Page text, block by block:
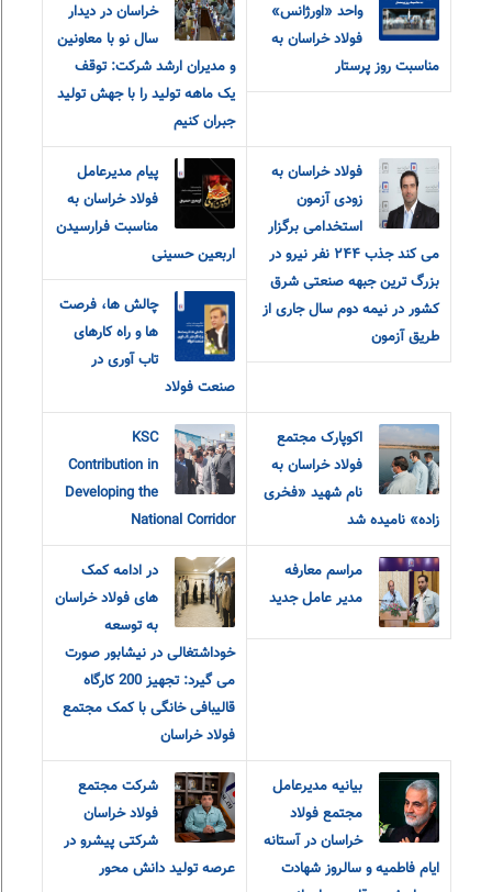
واحد «اورژانس»
فولاد خراسان به
مناسبت روز پرستار
خراسان در ديدار
سال نو با معاونين
و مديران ارشد شرکت: توقف
یک ماهه تولید را با جهش تولید
جبران کنیم
فولاد خراسان به
زودی آزمون
استخدامی برگزار
می کند جذب ٢۴۴ نفر نیرو در
بزرگ ترین جبهه صنعتی شرق
کشور در نیمه دوم سال جاری از
طریق آزمون
پیام مدیرعامل
فولاد خراسان به
مناسبت فرارسیدن
اربعین حسینی
چالش ها، فرصت
ها و راه کارهای
تاب آوری در
صنعت فولاد
اکوپارک مجتمع
فولاد خراسان به
نام شهید «فخری
زاده» نامیده شد
KSC
Contribution in
Developing the
National Corridor
مراسم معارفه
مدیر عامل جدید
در ادامه کمک
های فولاد خراسان
به توسعه
خوداشتغالی در نیشابور صورت
می گیرد: تجهیز 200 کارگاه
قالیبافی خانگی با کمک مجتمع
فولاد خراسان
بیانیه مدیرعامل
مجتمع فولاد
خراسان در آستانه
ایام فاطمیه و سالروز شهادت
شرکت مجتمع
فولاد خراسان
شرکتی پیشرو در
عرصه تولید دانش محور